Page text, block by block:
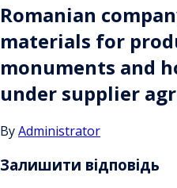
Romanian
materials for
monuments and
under supplier
ByAdministrator
Залишити відповідь